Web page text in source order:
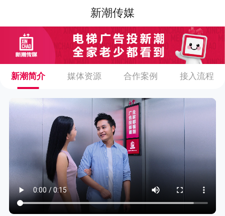
新潮传媒
新潮简介 媒体资源 合作案例 接入流程